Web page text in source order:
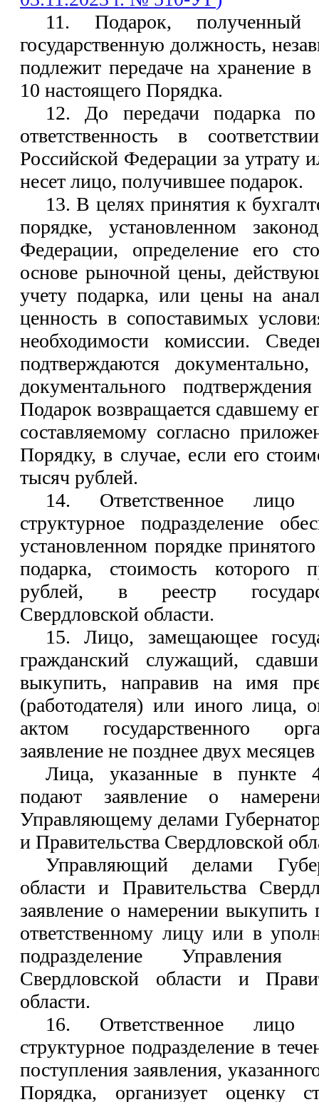
11. Подарок,
государственную должность,
подлежит передаче на хранение
10 настоящего Порядка.
12. До передачи подарка по
ответственность в
Российской Федерации за утрату
несет лицо, получившее подарок.
13. В целях принятия к
порядке, установленном
Федерации, определение его
основе рыночной цены,
учету подарка, или цены на
ценность в сопоставимых
необходимости комиссии.
подтверждаются
документального
Подарок возвращается сдавшему
составляемому согласно
Порядку, в случае, если его
тысяч рублей.
14. Ответственное лицо
структурное подразделение
установленном порядке
подарка, стоимость которого
рублей, в реестр
Свердловской области.
15. Лицо, замещающее
гражданский служащий,
выкупить, направив на имя
(работодателя) или иного лица,
актом государственного
заявление не позднее двух
Лица, указанные в пункте
подают заявление о
Управляющему делами
и Правительства Свердловской
Управляющий делами
области и Правительства
заявление о намерении
ответственному лицу или в
подразделение Управления
Свердловской области и
области.
16. Ответственное лицо
структурное подразделение в
поступления заявления,
Порядка, организует оценку